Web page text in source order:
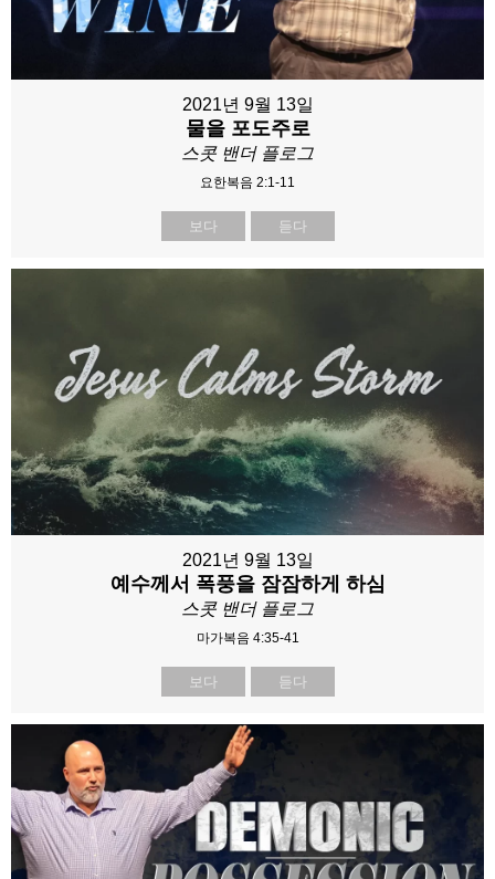
2021년 9월 13일
물을 포도주로
스콧 밴더 플로그
요한복음 2:1-11
보다 듣다
2021년 9월 13일
예수께서 폭풍을 잠잠하게 하심
스콧 밴더 플로그
마가복음 4:35-41
보다 듣다